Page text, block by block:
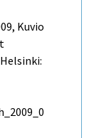
Kuvio